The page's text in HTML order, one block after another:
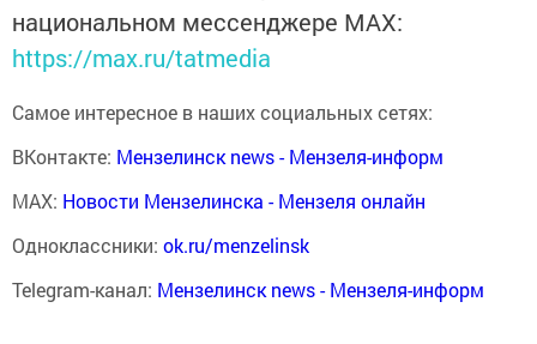
национальном мессенджере MАХ:
https://max.ru/tatmedia
Самое интересное в наших социальных сетях:
ВКонтакте: Мензелинск news - Мензеля-информ
MAX: Новости Мензелинска - Мензеля онлайн
Одноклассники: ok.ru/menzelinsk
Telegram-канал: Мензелинск news - Мензеля-информ